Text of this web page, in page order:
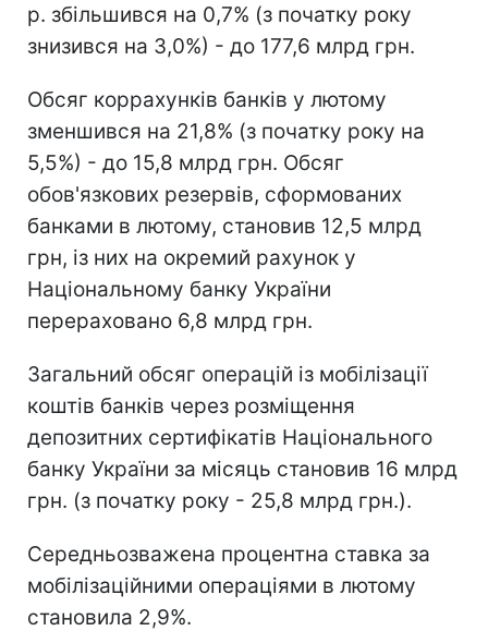
р. збільшився на 0,7% (з початку року
знизився на 3,0%) - до 177,6 млрд грн.
Обсяг коррахунків банків у лютому
зменшився на 21,8% (з початку року на
5,5%) - до 15,8 млрд грн. Обсяг
обов'язкових резервів, сформованих
банками в лютому, становив 12,5 млрд
грн, із них на окремий рахунок у
Національному банку України
перераховано 6,8 млрд грн.
Загальний обсяг операцій із мобілізації
коштів банків через розміщення
депозитних сертифікатів Національного
банку України за місяць становив 16 млрд
грн. (з початку року - 25,8 млрд грн.).
Середньозважена процентна ставка за
мобілізаційними операціями в лютому
становила 2,9%.